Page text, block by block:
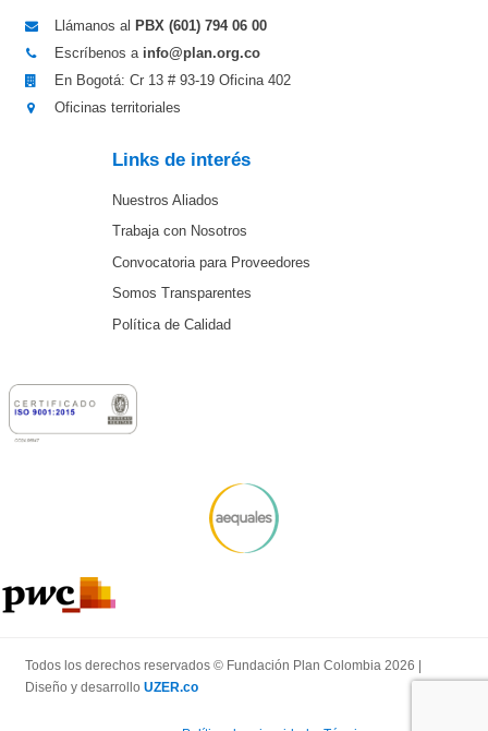
Llámanos al PBX (601) 794 06 00
Escríbenos a info@plan.org.co
En Bogotá: Cr 13 # 93-19 Oficina 402
Oficinas territoriales
Links de interés
Nuestros Aliados
Trabaja con Nosotros
Convocatoria para Proveedores
Somos Transparentes
Política de Calidad
Todos los derechos reservados © Fundación Plan Colombia 2026 |
Diseño y desarrollo UZER.co